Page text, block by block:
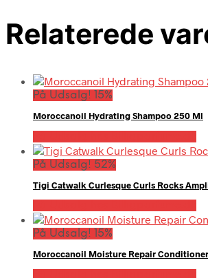
Relaterede
På Udsalg! 15%
Moroccanoil Hydrating Shampoo 250 Ml
På Udsalg! 52%
Tigi Catwalk Curlesque Curls Rocks
På Udsalg! 15%
Moroccanoil Moisture Repair